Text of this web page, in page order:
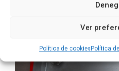
Ver
Política de cookiesPolítica